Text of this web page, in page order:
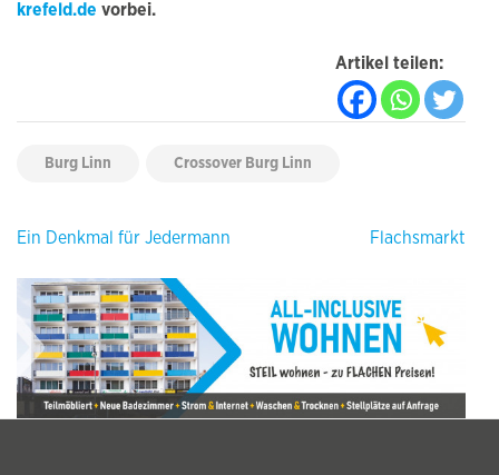
krefeld.de vorbei.
Artikel teilen:
Burg Linn Crossover Burg Linn
Beitragsnavigation
Ein Denkmal für Jedermann Flachsmarkt